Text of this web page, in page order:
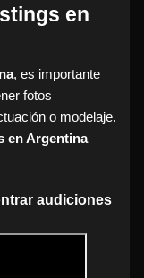
en
, es importante
fotos
o modelaje.
en Argentina
audiciones